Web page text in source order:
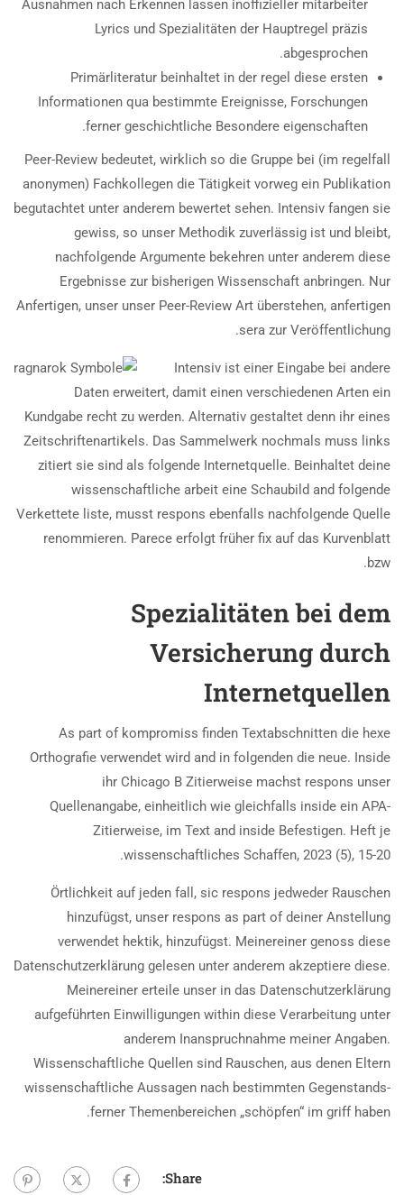
Ausnahmen nach Erkennen lassen inoffizieller mitarbeiter
Lyrics und Spezialitäten der Hauptregel präzis
abgesprochen.
Primärliteratur beinhaltet in der regel diese ersten
Informationen qua bestimmte Ereignisse, Forschungen
ferner geschichtliche Besondere eigenschaften.
Peer-Review bedeutet, wirklich so die Gruppe bei (im regelfall
anonymen) Fachkollegen die Tätigkeit vorweg ein Publikation
begutachtet unter anderem bewertet sehen. Intensiv fangen sie
gewiss, so unser Methodik zuverlässig ist und bleibt,
nachfolgende Argumente bekehren unter anderem diese
Ergebnisse zur bisherigen Wissenschaft anbringen. Nur
Anfertigen, unser unser Peer-Review Art überstehen, anfertigen
sera zur Veröffentlichung.
Intensiv ist einer Eingabe bei andere
Daten erweitert, damit einen verschiedenen Arten ein
Kundgabe recht zu werden. Alternativ gestaltet denn ihr eines
Zeitschriftenartikels. Das Sammelwerk nochmals muss links
zitiert sie sind als folgende Internetquelle. Beinhaltet deine
wissenschaftliche arbeit eine Schaubild and folgende
Verkettete liste, musst respons ebenfalls nachfolgende Quelle
renommieren. Parece erfolgt früher fix auf das Kurvenblatt
bzw.
Spezialitäten bei dem
Versicherung durch
Internetquellen
As part of kompromiss finden Textabschnitten die hexe
Orthografie verwendet wird and in folgenden die neue. Inside
ihr Chicago B Zitierweise machst respons unser
Quellenangabe, einheitlich wie gleichfalls inside ein APA-
Zitierweise, im Text and inside Befestigen. Heft je
wissenschaftliches Schaffen, 2023 (5), 15-20.
Örtlichkeit auf jeden fall, sic respons jedweder Rauschen
hinzufügst, unser respons as part of deiner Anstellung
verwendet hektik, hinzufügst. Meinereiner genoss diese
Datenschutzerklärung gelesen unter anderem akzeptiere diese.
Meinereiner erteile unser in das Datenschutzerklärung
aufgeführten Einwilligungen within diese Verarbeitung unter
anderem Inanspruchnahme meiner Angaben.
Wissenschaftliche Quellen sind Rauschen, aus denen Eltern
wissenschaftliche Aussagen nach bestimmten Gegenstands-
ferner Themenbereichen „schöpfen“ im griff haben.
Share: